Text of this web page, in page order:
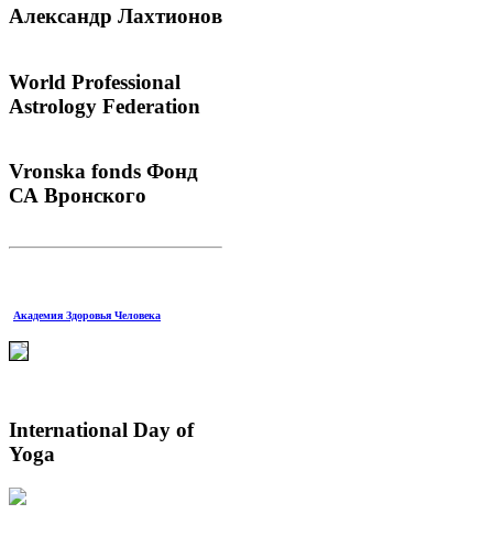
Александр Лахтионов
World Professional
Astrology Federation
Vronska fonds Фонд
СА Вронского
Академия Здоровья Человека
International Day of
Yoga